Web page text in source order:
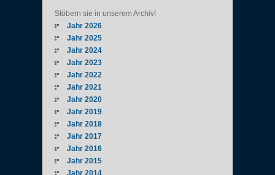
Stöbern sie in unserem Archiv!
Jahr 2026
Jahr 2025
Jahr 2024
Jahr 2023
Jahr 2022
Jahr 2021
Jahr 2020
Jahr 2019
Jahr 2018
Jahr 2017
Jahr 2016
Jahr 2015
Jahr 2014